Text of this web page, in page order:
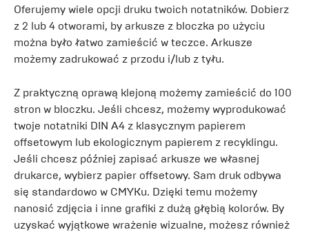
Oferujemy wiele opcji druku twoich notatników. Dobierz
z 2 lub 4 otworami, by arkusze z bloczka po użyciu
można było łatwo zamieścić w teczce. Arkusze
możemy zadrukować z przodu i/lub z tyłu.
Z praktyczną oprawą klejoną możemy zamieścić do 100
stron w bloczku. Jeśli chcesz, możemy wyprodukować
twoje notatniki DIN A4 z klasycznym papierem
offsetowym lub ekologicznym papierem z recyklingu.
Jeśli chcesz później zapisać arkusze we własnej
drukarce, wybierz papier offsetowy. Sam druk odbywa
się standardowo w CMYKu. Dzięki temu możemy
nanosić zdjęcia i inne grafiki z dużą głębią kolorów. By
uzyskać wyjątkowe wrażenie wizualne, możesz również